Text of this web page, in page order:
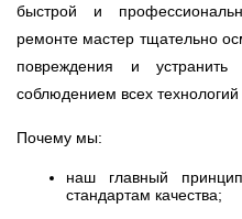
быстрой и
ремонте мастер тщательно
повреждения и
соблюдением всех технологий
Почему мы:
наш главный
стандартам качества;